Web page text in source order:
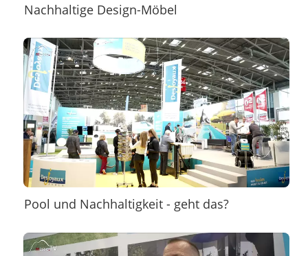
Nachhaltige Design-Möbel
Pool und Nachhaltigkeit - geht das?